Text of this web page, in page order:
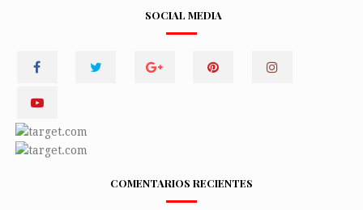
SOCIAL MEDIA
COMENTARIOS RECIENTES